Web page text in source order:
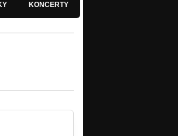
KONCERTY